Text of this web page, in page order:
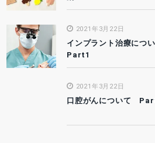
2021年3月22日
インプラント治療につ
Part1
2021年3月22日
口腔がんについて